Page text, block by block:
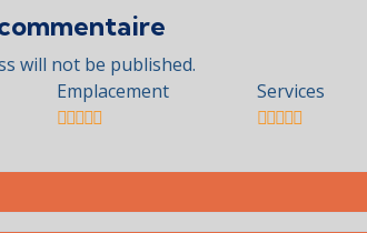
will not be published.
Emplacement Services